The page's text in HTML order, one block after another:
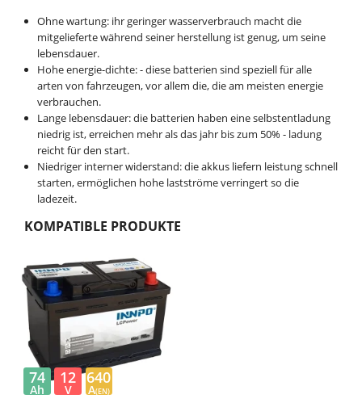
Ohne wartung: ihr geringer wasserverbrauch macht die
mitgelieferte während seiner herstellung ist genug, um seine
lebensdauer.
Hohe energie-dichte: - diese batterien sind speziell für alle
arten von fahrzeugen, vor allem die, die am meisten energie
verbrauchen.
Lange lebensdauer: die batterien haben eine selbstentladung
niedrig ist, erreichen mehr als das jahr bis zum 50% - ladung
reicht für den start.
Niedriger interner widerstand: die akkus liefern leistung schnell
starten, ermöglichen hohe lastströme verringert so die
ladezeit.
KOMPATIBLE PRODUKTE
74
Ah
12
V
640
A(EN)